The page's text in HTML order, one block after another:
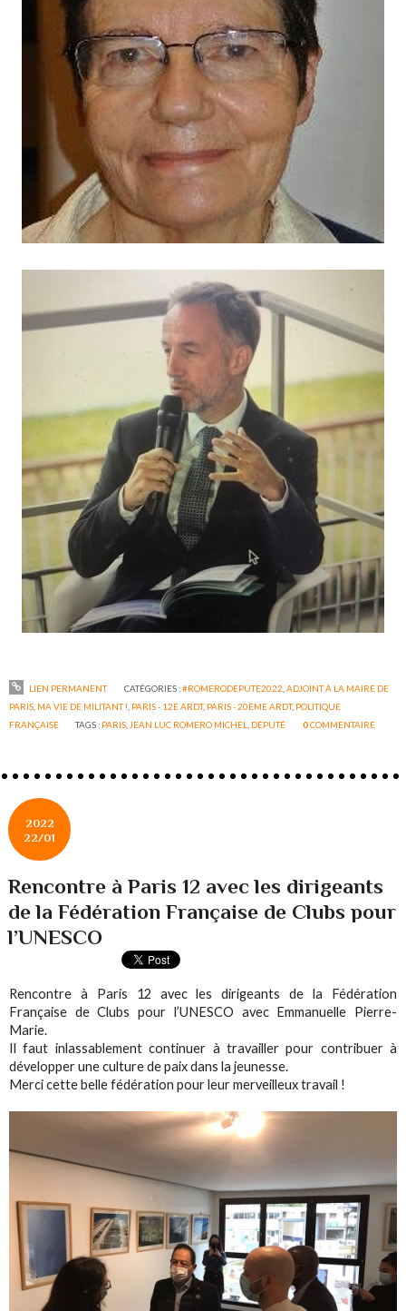
LIEN PERMANENT CATÉGORIES :#ROMERODEPUTE2022 ADJOINT À LA MAIRE DE
PARIS MA VIE DE MILITANT ! PARIS - 12È ARDT, PARIS - 20ÈME ARDT, POLITIQUE
FRANÇAISE
TAGS : PARIS JEAN LUC ROMERO MICHEL DÉPUTÉ 0COMMENTAIRE
2022
22/01
Rencontre à Paris 12 avec les dirigeants
de la Fédération Française de Clubs pour
l’UNESCO
Rencontre à Paris 12 avec les dirigeants de la Fédération
Française de Clubs pour l’UNESCO avec Emmanuelle Pierre-
Marie.
Il faut inlassablement continuer à travailler pour contribuer à
développer une culture de paix dans la jeunesse.
Merci cette belle fédération pour leur merveilleux travail !